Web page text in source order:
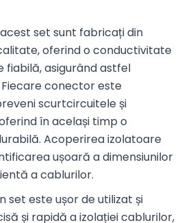
set sunt fabricați din
oferind o conductivitate
fiabilă, asigurând astfel
conector este
scurtcircuitele și
în același timp o
Acoperirea izolatoare
ușoară a dimensiunilor
a cablurilor.
set este ușor de utilizat și
și rapidă a izolației cablurilor,